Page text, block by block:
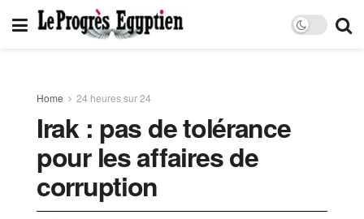
Home 24 heures sur 24
Irak : pas de tolérance
pour les affaires de
corruption